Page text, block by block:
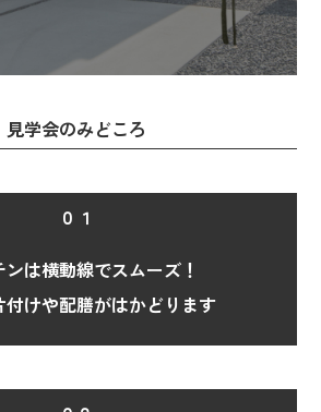
見学会のみどころ
０１
ンは横動線でスムーズ！
付けや配膳がはかどります